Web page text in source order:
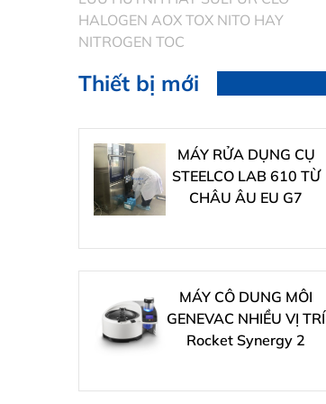
HALOGEN AOX TOX NITO HAY
NITROGEN TOC
Thiết bị mới
MÁY RỬA DỤNG CỤ
STEELCO LAB 610 TỪ
CHÂU ÂU EU G7
MÁY CÔ DUNG MÔI
GENEVAC NHIỀU VỊ TRÍ
Rocket Synergy 2